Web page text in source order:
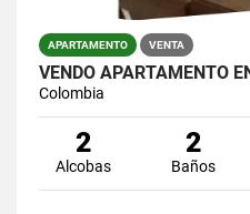
APARTAMENTO VENTA
Colombia
2
Alcobas
2
Baños